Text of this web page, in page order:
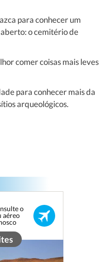
para conhecer um
o cemitério de
comer coisas mais leves
para conhecer mais da
arqueológicos.
o
aéreo